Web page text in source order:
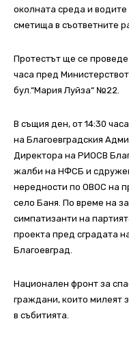
околната среда и
сметища в съответните
Протестът ще се проведе
часа пред
бул.“Мария Луйза“ №22.
В същия ден, от 14:30
на Благоевградския
Директора на РИОСВ
жалби на НФСБ и
нередности по ОВОС на
село Баня. По време на
симпатизанти на
проекта пред сградата
Благоевград.
Национален фронт за
граждани, които милеят
в събитията.